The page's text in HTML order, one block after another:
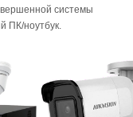
системы
ПК/ноутбук.